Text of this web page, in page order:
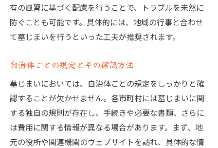
有の風習に基づく配慮を行うことで、トラブルを未然に
防ぐことも可能です。具体的には、地域の行事と合わせ
て墓じまいを行うといった工夫が推奨されます。
自治体ごとの規定とその確認方法
墓じまいにおいては、自治体ごとの規定をしっかりと確
認することが欠かせません。各市町村には墓じまいに関
する独自の規則が存在し、手続きや必要な書類、さらに
は費用に関する情報が異なる場合があります。まず、地
元の役所や関連機関のウェブサイトを訪れ、具体的な情